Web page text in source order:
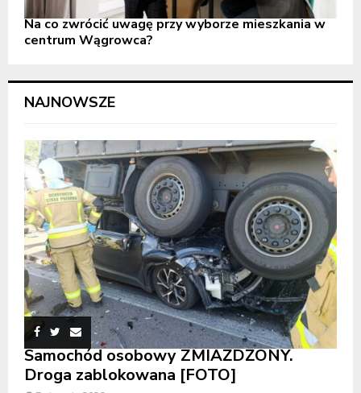
Na co zwrócić uwagę przy wyborze mieszkania w
centrum Wągrowca?
NAJNOWSZE
Samochód osobowy ZMIAŻDŻONY.
Droga zablokowana [FOTO]